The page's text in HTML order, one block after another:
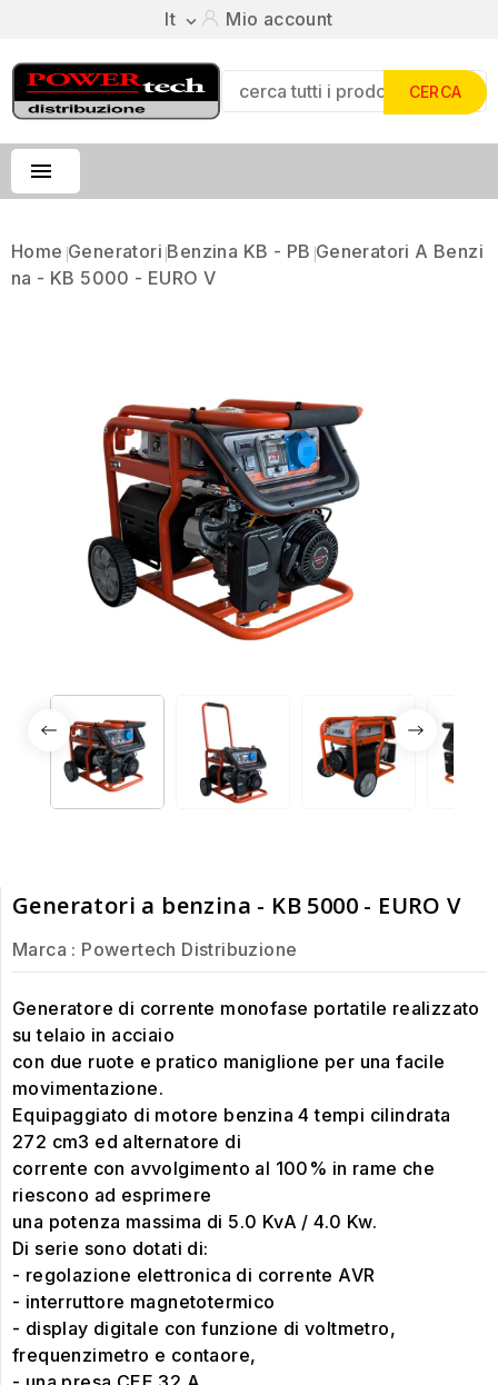
It  Mio account
CERCA

Home Generatori Benzina KB - PB Generatori A Benzi
Na - KB 5000 - EURO V
Generatori a benzina - KB 5000 - EURO V
Marca : Powertech Distribuzione
Generatore di corrente monofase portatile realizzato
su telaio in acciaio
con due ruote e pratico maniglione per una facile
movimentazione.
Equipaggiato di motore benzina 4 tempi cilindrata
272 cm3 ed alternatore di
corrente con avvolgimento al 100% in rame che
riescono ad esprimere
una potenza massima di 5.0 KvA / 4.0 Kw.
Di serie sono dotati di:
- regolazione elettronica di corrente AVR
- interruttore magnetotermico
- display digitale con funzione di voltmetro,
frequenzimetro e contaore,